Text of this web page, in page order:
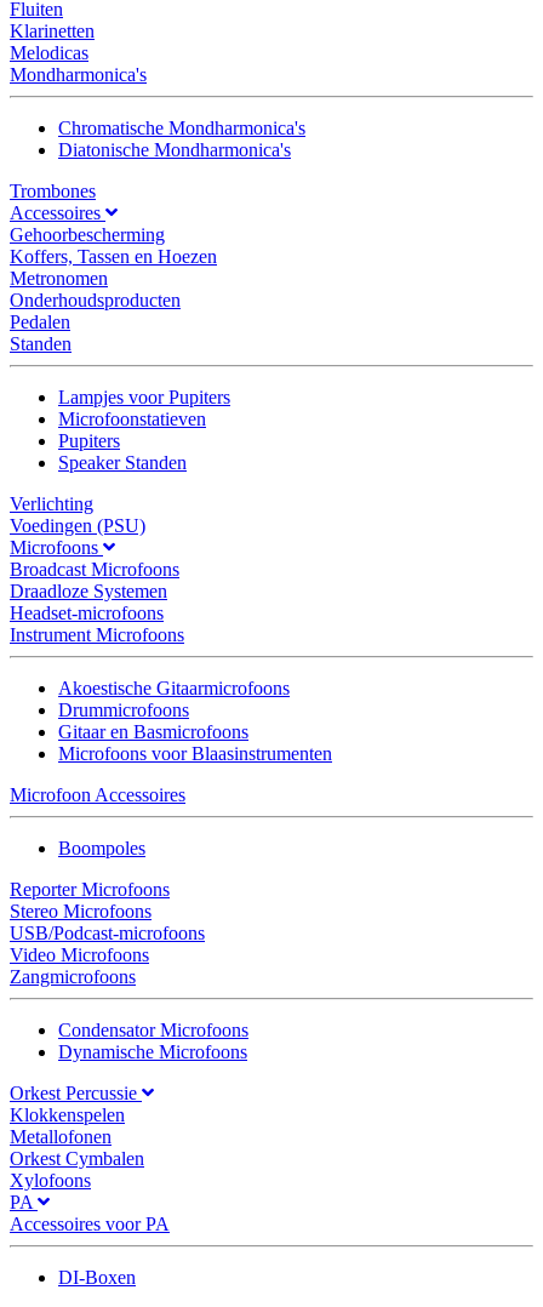
Fluiten
Klarinetten
Melodicas
Mondharmonica's
Chromatische Mondharmonica's
Diatonische Mondharmonica's
Trombones
Accessoires
Gehoorbescherming
Koffers, Tassen en Hoezen
Metronomen
Onderhoudsproducten
Pedalen
Standen
Lampjes voor Pupiters
Microfoonstatieven
Pupiters
Speaker Standen
Verlichting
Voedingen (PSU)
Microfoons
Broadcast Microfoons
Draadloze Systemen
Headset-microfoons
Instrument Microfoons
Akoestische Gitaarmicrofoons
Drummicrofoons
Gitaar en Basmicrofoons
Microfoons voor Blaasinstrumenten
Microfoon Accessoires
Boompoles
Reporter Microfoons
Stereo Microfoons
USB/Podcast-microfoons
Video Microfoons
Zangmicrofoons
Condensator Microfoons
Dynamische Microfoons
Orkest Percussie
Klokkenspelen
Metallofonen
Orkest Cymbalen
Xylofoons
PA
Accessoires voor PA
DI-Boxen